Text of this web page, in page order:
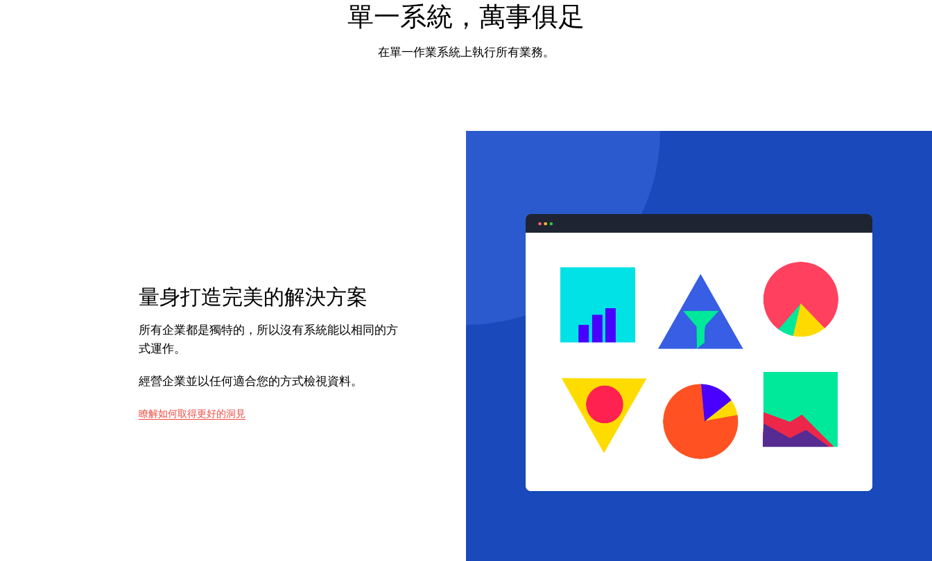
單一系統，萬事俱足
在單一作業系統上執行所有業務。
量身打造完美的解決方案
所有企業都是獨特的，所以沒有系統能以相同的方
式運作。
經營企業並以任何適合您的方式檢視資料。
瞭解如何取得更好的洞見